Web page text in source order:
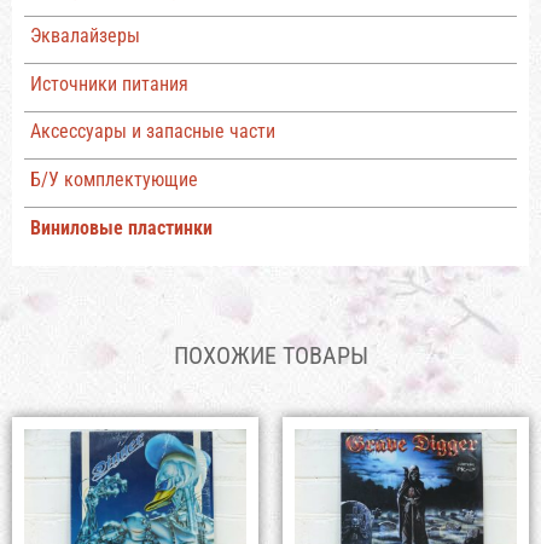
Эквалайзеры
Источники питания
Аксессуары и запасные части
Б/У комплектующие
Виниловые пластинки
ПОХОЖИЕ ТОВАРЫ